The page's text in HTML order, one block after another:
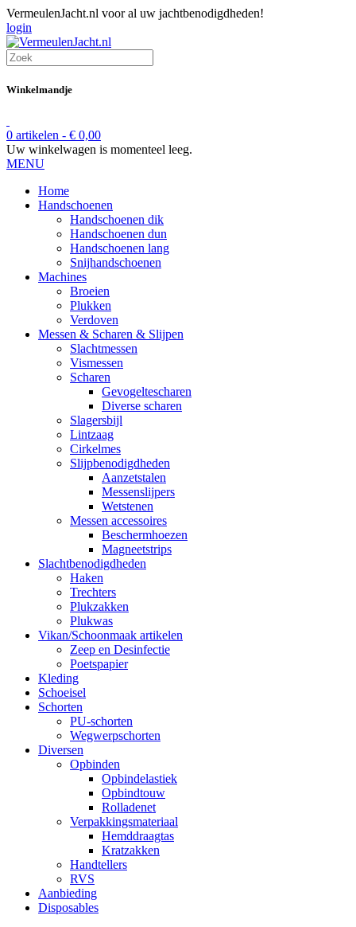
VermeulenJacht.nl voor al uw jachtbenodigdheden!
login
Winkelmandje
0 artikelen - € 0,00
Uw winkelwagen is momenteel leeg.
MENU
Home
Handschoenen
Handschoenen dik
Handschoenen dun
Handschoenen lang
Snijhandschoenen
Machines
Broeien
Plukken
Verdoven
Messen & Scharen & Slijpen
Slachtmessen
Vismessen
Scharen
Gevogeltescharen
Diverse scharen
Slagersbijl
Lintzaag
Cirkelmes
Slijpbenodigdheden
Aanzetstalen
Messenslijpers
Wetstenen
Messen accessoires
Beschermhoezen
Magneetstrips
Slachtbenodigdheden
Haken
Trechters
Plukzakken
Plukwas
Vikan/Schoonmaak artikelen
Zeep en Desinfectie
Poetspapier
Kleding
Schoeisel
Schorten
PU-schorten
Wegwerpschorten
Diversen
Opbinden
Opbindelastiek
Opbindtouw
Rolladenet
Verpakkingsmateriaal
Hemddraagtas
Kratzakken
Handtellers
RVS
Aanbieding
Disposables